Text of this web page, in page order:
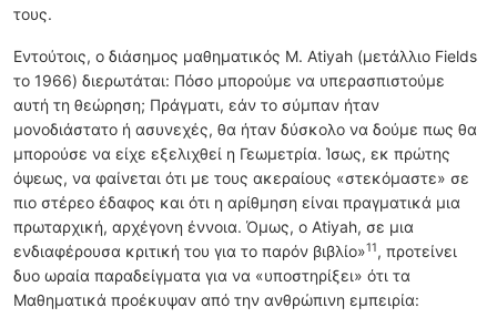
τους.
Εντούτοις, ο διάσημος μαθηματικός Μ. Atiyah (μετάλλιο Fields
το 1966) διερωτάται: Πόσο μπορούμε να υπερασπιστούμε
αυτή τη θεώρηση; Πράγματι, εάν το σύμπαν ήταν
μονοδιάστατο ή ασυνεχές, θα ήταν δύσκολο να δούμε πως θα
μπορούσε να είχε εξελιχθεί η Γεωμετρία. Ίσως, εκ πρώτης
όψεως, να φαίνεται ότι με τους ακεραίους «στεκόμαστε» σε
πιο στέρεο έδαφος και ότι η αρίθμηση είναι πραγματικά μια
πρωταρχική, αρχέγονη έννοια. Όμως, ο Atiyah, σε μια
ενδιαφέρουσα κριτική του για το παρόν βιβλίο»11, προτείνει
δυο ωραία παραδείγματα για να «υποστηρίξει» ότι τα
Μαθηματικά προέκυψαν από την ανθρώπινη εμπειρία: